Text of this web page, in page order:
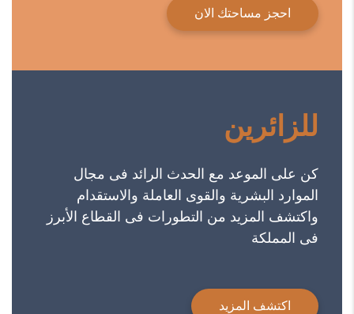
احجز مساحتك الان
للزائرين
كن على الموعد مع الحدث الرائد فى مجال
الموارد البشرية والقوى العاملة والاستقدام
واكتشف المزيد من التطورات فى القطاع الأبرز
فى المملكة
اكتشف المزيد